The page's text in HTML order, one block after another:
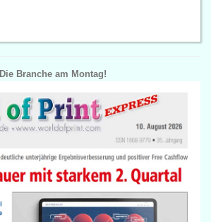
Die Branche am Montag!